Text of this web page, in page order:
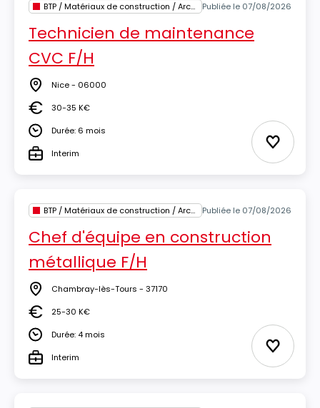
BTP / Matériaux de construction / Architecture Publiée le 07/08/2026
Technicien de maintenance
CVC F/H
Lieu Nice - 06000
Salaire30-35 K€
DuréeDurée: 6 mois
TypeInterim Ajouter
BTP / Matériaux de construction / Architecture Publiée le 07/08/2026
Chef d'équipe en construction
métallique F/H
Lieu Chambray-lès-Tours - 37170
Salaire25-30 K€
DuréeDurée: 4 mois
TypeInterim Ajouter